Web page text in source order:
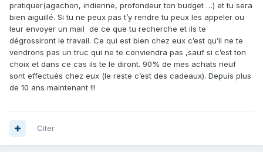
pratiquer(agachon, indienne, profondeur ton budget …) et tu sera
bien aiguillé. Si tu ne peux pas t’y rendre tu peux les appeler ou
leur envoyer un mail de ce que tu recherche et ils te
dégrossiront le travail. Ce qui est bien chez eux c’est qu’il ne te
vendrons pas un truc qui ne te conviendra pas ,sauf si c’est ton
choix et dans ce cas ils te le diront. 90% de mes achats neuf
sont effectués chez eux (le reste c’est des cadeaux). Depuis plus
de 10 ans maintenant !!!
Citer